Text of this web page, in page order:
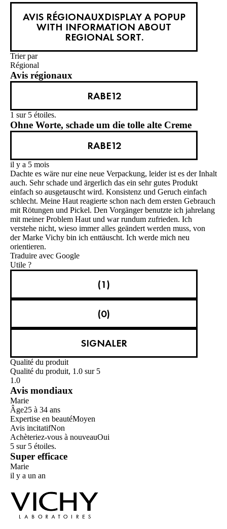
AVIS RÉGIONAUXDISPLAY A POPUP
WITH INFORMATION ABOUT
REGIONAL SORT.
Trier par
Régional
Avis régionaux
RABE12
1 sur 5 étoiles.
Ohne Worte, schade um die tolle alte Creme
RABE12
il y a 5 mois
Dachte es wäre nur eine neue Verpackung, leider ist es der Inhalt
auch. Sehr schade und ärgerlich das ein sehr gutes Produkt
einfach so ausgetauscht wird. Konsistenz und Geruch einfach
schlecht. Meine Haut reagierte schon nach dem ersten Gebrauch
mit Rötungen und Pickel. Den Vorgänger benutzte ich jahrelang
mit meiner Problem Haut und war rundum zufrieden. Ich
verstehe nicht, wieso immer alles geändert werden muss, von
der Marke Vichy bin ich enttäuscht. Ich werde mich neu
orientieren.
Traduire avec Google
Utile ?
(1)
(0)
SIGNALER
Qualité du produit
Qualité du produit, 1.0 sur 5
1.0
Avis mondiaux
Marie
Âge25 à 34 ans
Expertise en beautéMoyen
Avis incitatifNon
Achèteriez-vous à nouveauOui
5 sur 5 étoiles.
Super efficace
Marie
il y a un an